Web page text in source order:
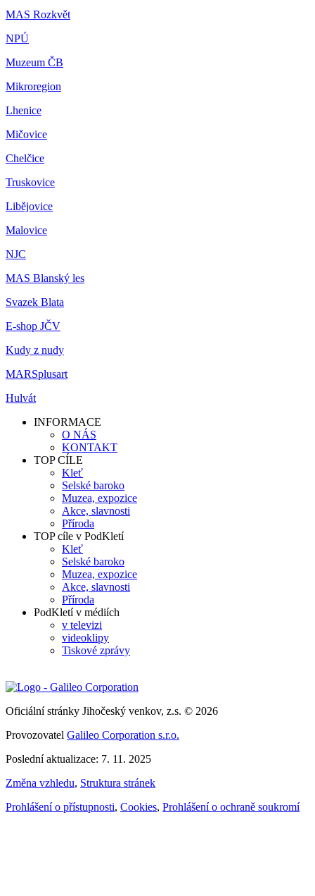
MAS Rozkvět
NPÚ
Muzeum ČB
Mikroregion
Lhenice
Mičovice
Chelčice
Truskovice
Libějovice
Malovice
NJC
MAS Blanský les
Svazek Blata
E-shop JČV
Kudy z nudy
MARSplusart
Hulvát
INFORMACE
O NÁS
KONTAKT
TOP CÍLE
Kleť
Selské baroko
Muzea, expozice
Akce, slavnosti
Příroda
TOP cíle v PodKletí
Kleť
Selské baroko
Muzea, expozice
Akce, slavnosti
Příroda
PodKletí v médiích
v televizi
videoklipy
Tiskové zprávy
Oficiální stránky Jihočeský venkov, z.s. © 2026
Provozovatel Galileo Corporation s.r.o.
Poslední aktualizace: 7. 11. 2025
Změna vzhledu, Struktura stránek
Prohlášení o přístupnosti, Cookies, Prohlášení o ochraně soukromí